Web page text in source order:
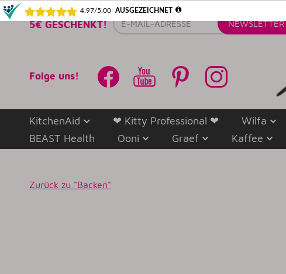
5€ GESCHENKT! E-
Mail-
NEWSLETTER
Folge uns!
KitchenAid ❤ Kitty Professional ❤ Wilfa
BEAST Health
Ooni Graef Kaffee
Zurück zu "Backen"